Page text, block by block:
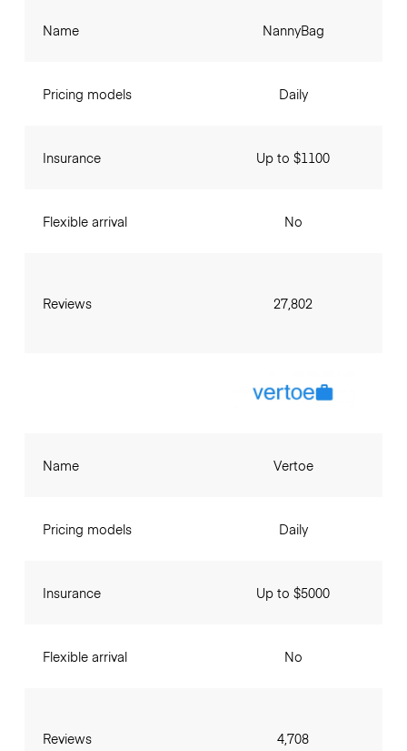
Name
Pricing models
Insurance
Flexible arrival
Reviews
NannyBag
Daily
Up to $1100
No
27,802
Name
Pricing models
Insurance
Flexible arrival
Reviews
Vertoe
Daily
Up to $5000
No
4,708